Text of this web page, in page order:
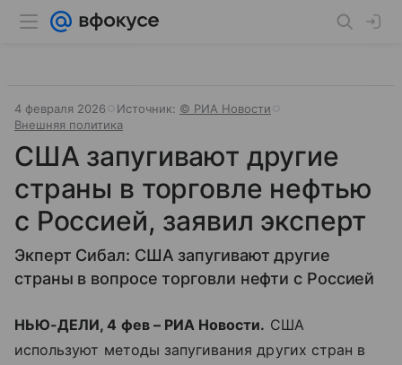
4 февраля 2026 Источник: © РИА Новости
Внешняя политика
США запугивают другие
страны в торговле нефтью
с Россией, заявил эксперт
Экперт Сибал: США запугивают другие
страны в вопросе торговли нефти с Россией
НЬЮ-ДЕЛИ, 4 фев – РИА Новости. США
используют методы запугивания других стран в